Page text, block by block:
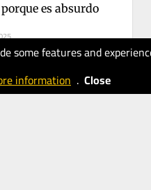
some features and
information . Close
porque es absurdo